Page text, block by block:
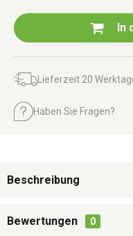
In
Lieferzeit 20
Haben Sie Fragen?
Beschreibung
Bewertungen 0